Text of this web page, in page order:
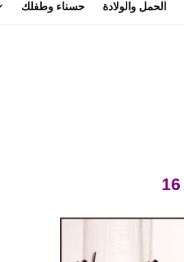
الحمل والولادة حسناء وطفلك